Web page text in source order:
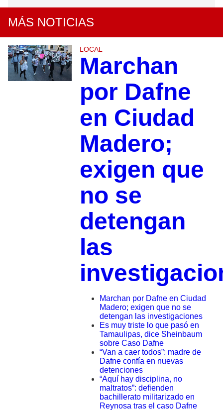
MÁS NOTICIAS
LOCAL
Marchan
por Dafne
en Ciudad
Madero;
exigen que
no se
detengan
las
Marchan por Dafne en Ciudad
Madero; exigen que no se
detengan las investigaciones
Es muy triste lo que pasó en
Tamaulipas, dice Sheinbaum
sobre Caso Dafne
“Van a caer todos”: madre de
Dafne confía en nuevas
detenciones
“Aquí hay disciplina, no
maltratos”: defienden
bachillerato militarizado en
Reynosa tras el caso Dafne